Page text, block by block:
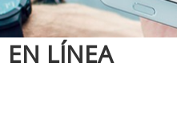
EN LÍNEA